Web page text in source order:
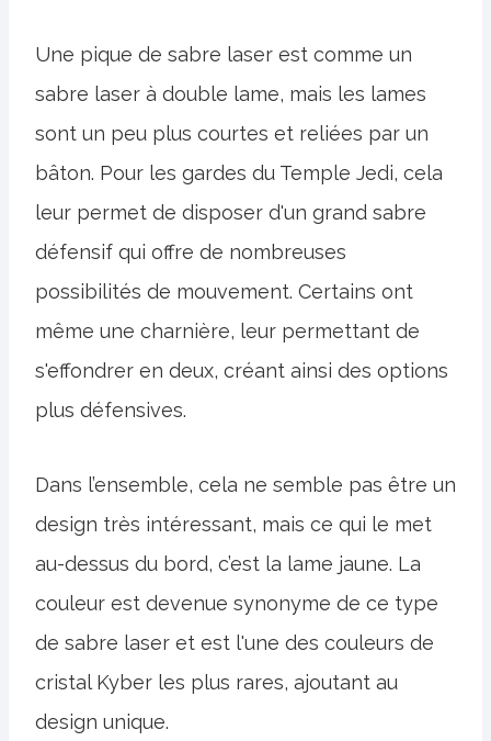
Une pique de sabre laser est comme un
sabre laser à double lame, mais les lames
sont un peu plus courtes et reliées par un
bâton. Pour les gardes du Temple Jedi, cela
leur permet de disposer d'un grand sabre
défensif qui offre de nombreuses
possibilités de mouvement. Certains ont
même une charnière, leur permettant de
s'effondrer en deux, créant ainsi des options
plus défensives.
Dans l’ensemble, cela ne semble pas être un
design très intéressant, mais ce qui le met
au-dessus du bord, c’est la lame jaune. La
couleur est devenue synonyme de ce type
de sabre laser et est l'une des couleurs de
cristal Kyber les plus rares, ajoutant au
design unique.